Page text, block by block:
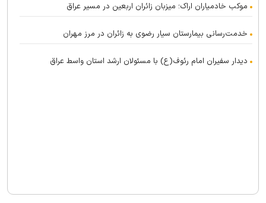
موکب خادمیاران اراک؛ میزبان زائران اربعین در مسیر عراق
خدمت‌رسانی بیمارستان سیار رضوی به زائران در مرز مهران
دیدار سفیران امام رئوف(ع) با مسئولان ارشد استان واسط عراق